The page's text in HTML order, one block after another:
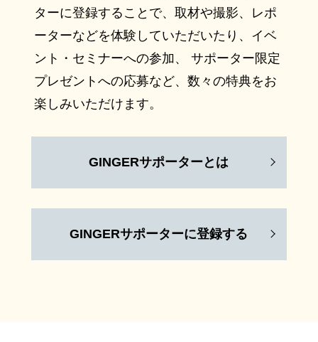
ターに登録することで、取材や撮影、レポ
ーターなどを体験していただいたり、イベ
ント・セミナーへの参加、 サポーター限定
プレゼントへの応募など、数々の特典をお
楽しみいただけます。
GINGERサポーターとは
GINGERサポーターに登録する